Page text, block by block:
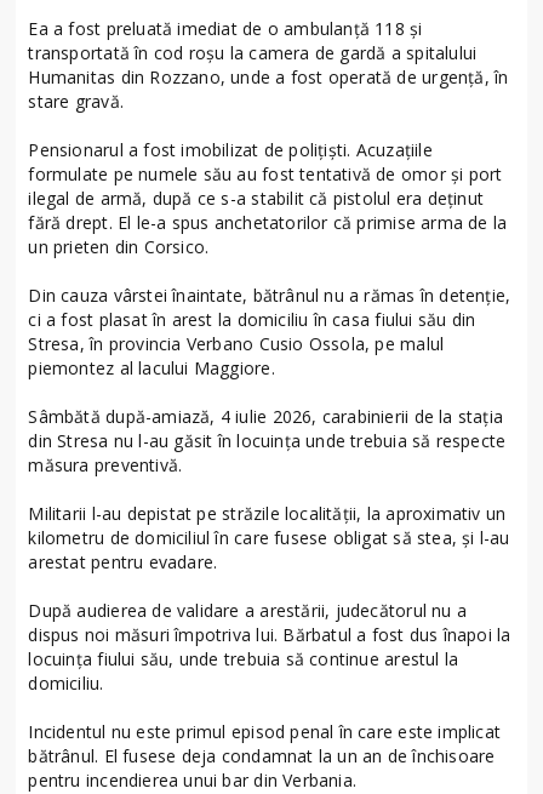
Ea a fost preluată imediat de o ambulanță 118 și
transportată în cod roșu la camera de gardă a spitalului
Humanitas din Rozzano, unde a fost operată de urgență, în
stare gravă.
Pensionarul a fost imobilizat de polițiști. Acuzațiile
formulate pe numele său au fost tentativă de omor și port
ilegal de armă, după ce s-a stabilit că pistolul era deținut
fără drept. El le-a spus anchetatorilor că primise arma de la
un prieten din Corsico.
Din cauza vârstei înaintate, bătrânul nu a rămas în detenție,
ci a fost plasat în arest la domiciliu în casa fiului său din
Stresa, în provincia Verbano Cusio Ossola, pe malul
piemontez al lacului Maggiore.
Sâmbătă după-amiază, 4 iulie 2026, carabinierii de la stația
din Stresa nu l-au găsit în locuința unde trebuia să respecte
măsura preventivă.
Militarii l-au depistat pe străzile localității, la aproximativ un
kilometru de domiciliul în care fusese obligat să stea, și l-au
arestat pentru evadare.
După audierea de validare a arestării, judecătorul nu a
dispus noi măsuri împotriva lui. Bărbatul a fost dus înapoi la
locuința fiului său, unde trebuia să continue arestul la
domiciliu.
Incidentul nu este primul episod penal în care este implicat
bătrânul. El fusese deja condamnat la un an de închisoare
pentru incendierea unui bar din Verbania.